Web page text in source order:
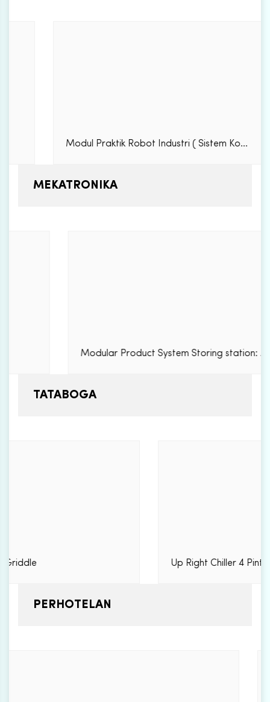
Modul Praktik Robot Industri ( Sistem Ko...
MEKATRONIKA
Modular Product System Storing station: ...
TATABOGA
Up Right Chiller 4 Pintu
PERHOTELAN